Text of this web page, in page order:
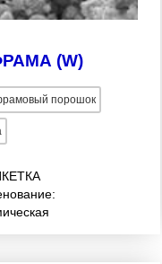
(W)
порошок